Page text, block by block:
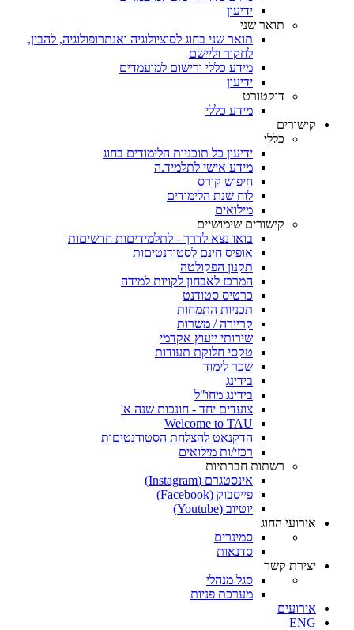
ידיעון
תואר שני
תואר שני בחוג לסוציולוגיה ואנתרופולוגיה, להבין,
לחקור וליישם
מידע כללי ורישום למועמדים
ידיעון
דוקטורט
מידע כללי
קישורים
כללי
ידיעון כל תוכניות הלימודים בחוג
מידע אישי לתלמיד.ה
חיפוש קורס
לוח שנת הלימודים
מילואים
קישורים שימושיים
בואו נצא לדרך - לתלמידיםות חדשיםות
אופיס חינם לסטודנטיםות
תקנון הפקולטה
המרכז לאבחון לקויות למידה
כרטיס סטודנט
תכניות התמחות
קריירה / משרות
שירותי ייעוץ אקדמי
טקסי חלוקת תעודות
שכר לימוד
בידינג
בידינג מחו"ל
צועדים יחד - חונכות שנה א'
Welcome to TAU
הדקנאט להצלחת הסטודנטיםות
רכזי/ות מילואים
רשתות חברתיות
אינסטגרם (Instagram)
פייסבוק (Facebook)
יוטיוב (Youtube)
אירועי החוג
סמינרים
סדנאות
יצירת קשר
סגל מנהלי
מערכת פניות
אירועים
ENG